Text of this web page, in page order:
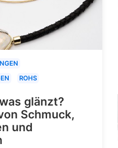
ROHS
glänzt?
Schmuck,
und